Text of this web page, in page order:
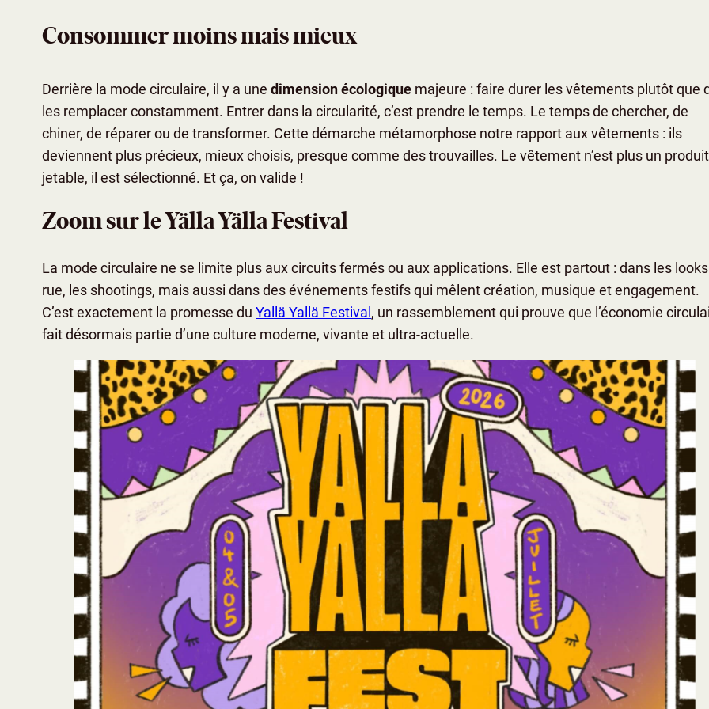
Consommer moins mais mieux
Derrière la mode circulaire, il y a unedimension écologique majeure : faire durer les vêtements plutôt que
les remplacer constamment. Entrer dans la circularité, c’est prendre le temps. Le temps de chercher, de
chiner, de réparer ou de transformer. Cette démarche métamorphose notre rapport aux vêtements : ils
deviennent plus précieux, mieux choisis, presque comme des trouvailles. Le vêtement n’est plus un produit
jetable, il est sélectionné. Et ça, on valide !
Zoom sur le Yälla Yälla Festival
La mode circulaire ne se limite plus aux circuits fermés ou aux applications. Elle est partout : dans les
rue, les shootings, mais aussi dans des événements festifs qui mêlent création, musique et engagement.
C’est exactement la promesse duYallä Yallä Festival , un rassemblement qui prouve que l’économie
fait désormais partie d’une culture moderne, vivante et ultra-actuelle.